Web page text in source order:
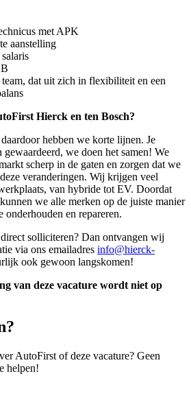
met APK
aanstelling
dat uit zich in flexibiliteit en een
Hierck en ten Bosch?
hebben we korte lijnen. Je
we doen het samen! We
scherp in de gaten en zorgen dat we
veranderingen. Wij krijgen veel
van hybride tot EV. Doordat
we alle merken op de juiste manier
onderhouden en repareren.
solliciteren? Dan ontvangen wij
via ons emailadres info@hierck-
ook gewoon langskomen!
van deze vacature wordt niet op
AutoFirst of deze vacature? Geen
helpen!